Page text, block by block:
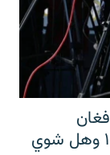
د بیا ځلي واک یو کال؛ ۳ افغان